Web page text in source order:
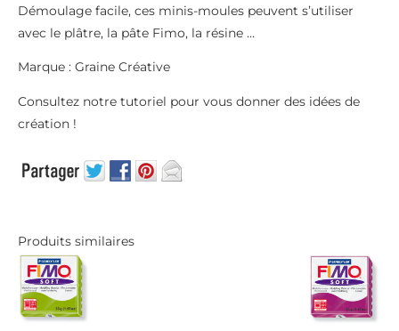
Démoulage facile, ces minis-moules peuvent s’utiliser
avec le plâtre, la pâte Fimo, la résine …
Marque : Graine Créative
Consultez notre tutoriel pour vous donner des idées de
création !
Produits similaires